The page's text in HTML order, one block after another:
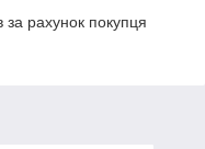
рахунок покупця